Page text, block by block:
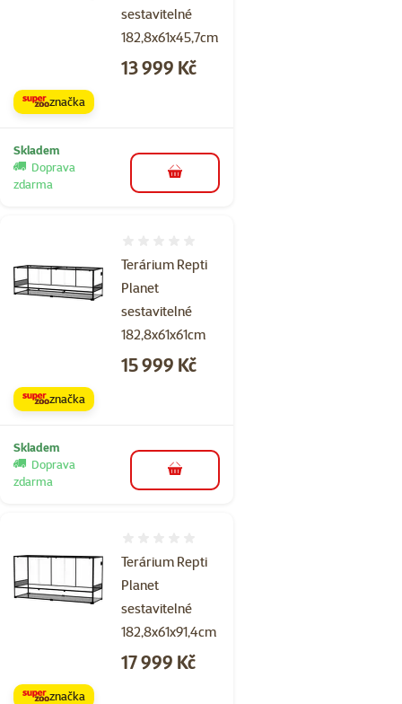
sestavitelné
182,8x61x45,7cm
Cena
13 999 Kč
značka
Skladem
Doprava
zdarma
do košíku
Terárium Repti
Planet
sestavitelné
182,8x61x61cm
Cena
15 999 Kč
značka
Skladem
Doprava
zdarma
do košíku
Terárium Repti
Planet
sestavitelné
182,8x61x91,4cm
Cena
17 999 Kč
značka